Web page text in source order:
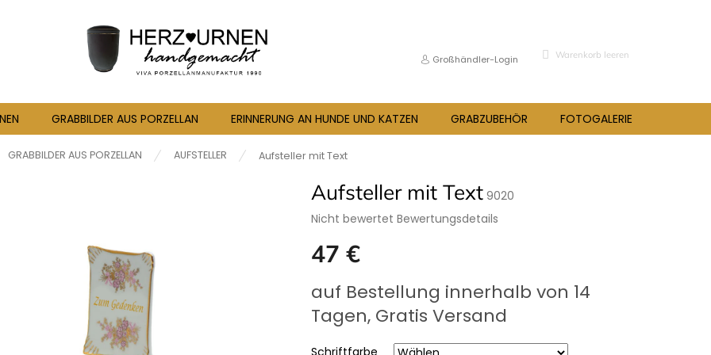
Großhändler-Login WARENKORB
Warenkorb leeren
GRABBILDER AUS PORZELLAN ERINNERUNG AN HUNDE UND KATZEN GRABZUBEHÖR FOTOGALERIE
GRABBILDER AUS PORZELLAN AUFSTELLER Aufsteller mit Text
Aufsteller mit Text 9020
Die
Produktbewertung
ist
von
5
Sternen.
Nicht bewertet Bewertungsdetails
47 €
auf Bestellung innerhalb von 14
Tagen, Gratis Versand